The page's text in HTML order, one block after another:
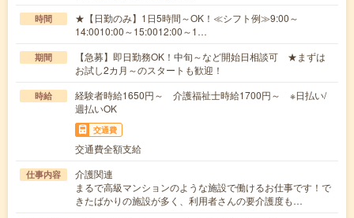
時間
★【日勤のみ】1日5時間～OK！≪シフト例≫9:00～
14:0010:00～15:0012:00～1…
期間
【急募】即日勤務OK！中旬～など開始日相談可 ★まずは
お試し2カ月～のスタートも歓迎！
時給
経験者時給1650円～ 介護福祉士時給1700円～ ※日払い/
週払いOK
交通費
交通費全額支給
仕事内容
介護関連
まるで高級マンションのような施設で働けるお仕事です！で
きたばかりの施設が多く、利用者さんの要介護度も…